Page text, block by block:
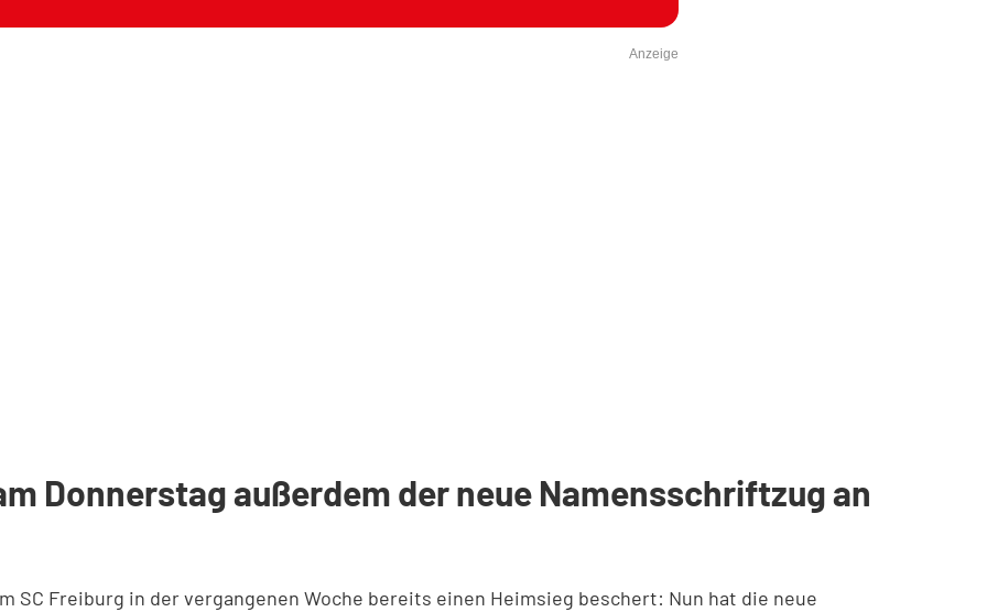
Anzeige
Donnerstag außerdem der neue Namensschriftzug an
SC Freiburg in der vergangenen Woche bereits einen Heimsieg beschert: Nun hat die neue